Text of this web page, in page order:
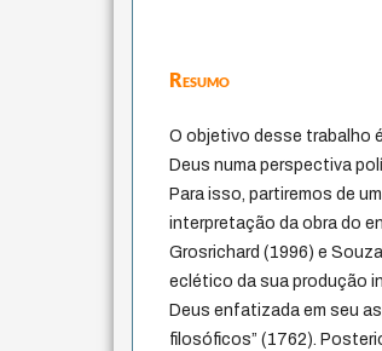
Resumo
O objetivo desse trabalho
Deus numa perspectiva
Para isso, partiremos de
interpretação da obra do
Grosrichard (1996) e
eclético da sua produção
Deus enfatizada em seu
filosóficos” (1762).